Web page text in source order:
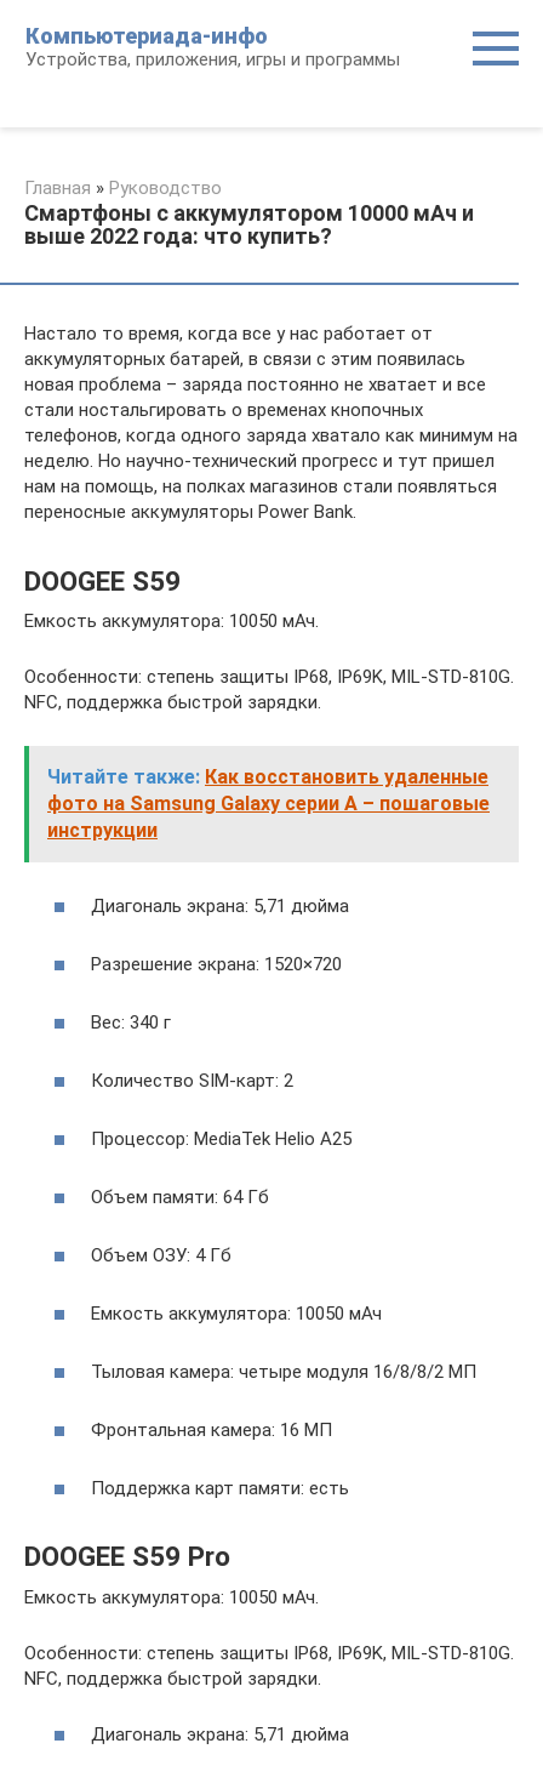
контенту
Компьютериада-инфо
Устройства, приложения, игры и программы
Главная » Руководство
Смартфоны с аккумулятором 10000 мАч и
выше 2022 года: что купить?
Настало то время, когда все у нас работает от
аккумуляторных батарей, в связи с этим появилась
новая проблема – заряда постоянно не хватает и все
стали ностальгировать о временах кнопочных
телефонов, когда одного заряда хватало как минимум на
неделю. Но научно-технический прогресс и тут пришел
нам на помощь, на полках магазинов стали появляться
переносные аккумуляторы Power Bank.
DOOGEE S59
Емкость аккумулятора: 10050 мАч.
Особенности: степень защиты IP68, IP69K, MIL-STD-810G.
NFC, поддержка быстрой зарядки.
Читайте также: Как восстановить удаленные
фото на Samsung Galaxy серии A – пошаговые
инструкции
Диагональ экрана: 5,71 дюйма
Разрешение экрана: 1520×720
Вес: 340 г
Количество SIM-карт: 2
Процессор: MediaTek Helio A25
Объем памяти: 64 Гб
Объем ОЗУ: 4 Гб
Емкость аккумулятора: 10050 мАч
Тыловая камера: четыре модуля 16/8/8/2 МП
Фронтальная камера: 16 МП
Поддержка карт памяти: есть
DOOGEE S59 Pro
Емкость аккумулятора: 10050 мАч.
Особенности: степень защиты IP68, IP69K, MIL-STD-810G.
NFC, поддержка быстрой зарядки.
Диагональ экрана: 5,71 дюйма